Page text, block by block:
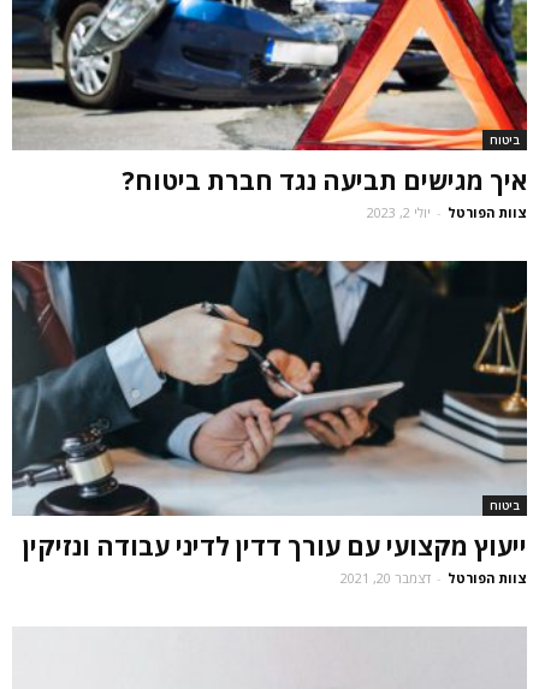
ביטוח
איך מגישים תביעה נגד חברת ביטוח?
צוות הפורטל - יולי 2, 2023
ביטוח
ייעוץ מקצועי עם עורך דדין לדיני עבודה ונזיקין
צוות הפורטל - דצמבר 20, 2021